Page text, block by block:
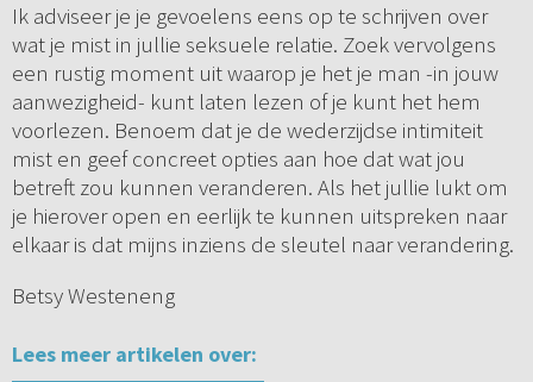
Ik adviseer je je gevoelens eens op te schrijven over
wat je mist in jullie seksuele relatie. Zoek vervolgens
een rustig moment uit waarop je het je man -in jouw
aanwezigheid- kunt laten lezen of je kunt het hem
voorlezen. Benoem dat je de wederzijdse intimiteit
mist en geef concreet opties aan hoe dat wat jou
betreft zou kunnen veranderen. Als het jullie lukt om
je hierover open en eerlijk te kunnen uitspreken naar
elkaar is dat mijns inziens de sleutel naar verandering.
Betsy Westeneng
Lees meer artikelen over: